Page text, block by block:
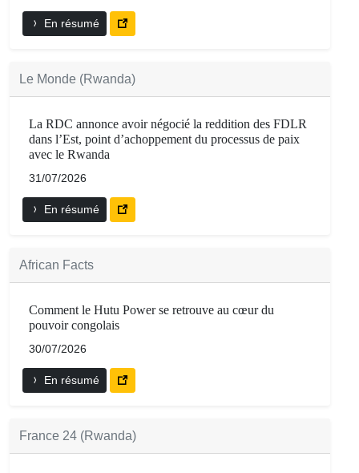
En résumé
Le Monde (Rwanda)
La RDC annonce avoir négocié la reddition des FDLR
dans l’Est, point d’achoppement du processus de paix
avec le Rwanda
31/07/2026
En résumé
African Facts
Comment le Hutu Power se retrouve au cœur du
pouvoir congolais
30/07/2026
En résumé
France 24 (Rwanda)